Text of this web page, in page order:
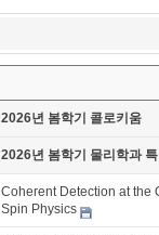
2026년 봄학기 콜로키움
2026년 봄학기 물리학과
Coherent Detection at the
Spin Physics